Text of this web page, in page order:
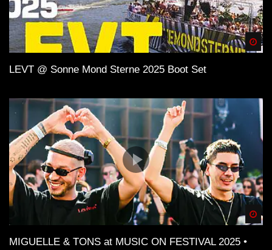
LEVT @ Sonne Mond Sterne 2025 Boot Set
MIGUELLE & TONS at MUSIC ON FESTIVAL 2025 •